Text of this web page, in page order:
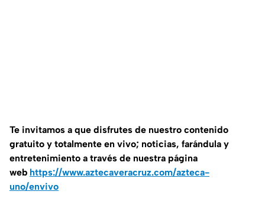
Te invitamos a que disfrutes de nuestro contenido
gratuito y totalmente en vivo; noticias, farándula y
entretenimiento a través de nuestra página
web https://www.aztecaveracruz.com/azteca-
uno/envivo